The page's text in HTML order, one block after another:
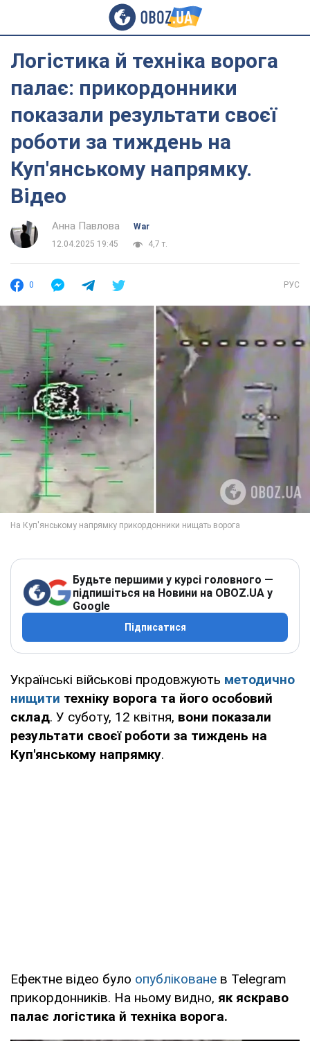
Логістика й техніка ворога
палає: прикордонники
показали результати своєї
роботи за тиждень на
Куп'янському напрямку.
Відео
Анна Павлова
War
12.04.2025 19:45
4,7 т.
0 РУС
Будьте першими у курсі головного —
підпишіться на Новини на OBOZ.UA у
Google
Підписатися
Українські військові продовжують методично
нищити техніку ворога та його особовий
склад. У суботу, 12 квітня, вони показали
результати своєї роботи за тиждень на
Куп'янському напрямку.
Ефектне відео було опубліковане в Telegram
прикордонників. На ньому видно, як яскраво
палає логістика й техніка ворога.